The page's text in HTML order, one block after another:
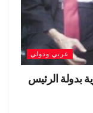
عربي ودولي
بدولة الرئيس